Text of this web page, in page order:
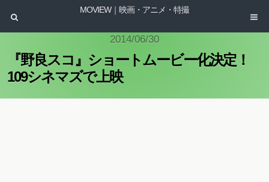
MOVIEW｜映画・アニメ・特撮
2014/06/30
『野良スコ』ショートムービー化決定！
109シネマズで上映